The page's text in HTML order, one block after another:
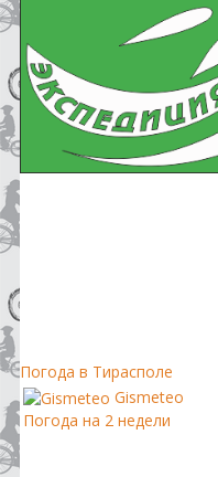
Погода в Тирасполе
Gismeteo
Погода на 2 недели